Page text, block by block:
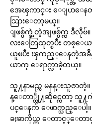
အေၾကာင္း ေျပာေန
သြားေတာ့မယ္။
ျဖစ္ပ်က္ခဲ့တဲ့အျဖစ္ပ်က္က ဒီလို
လးေတြထုတ္ၿပီး တစ္ေယ
ယူၿပီး ၾကည့္ေနတဲ့အခ်ိန္မွ
ယာက္ ေရာက္လာခဲ့တယ္။
သူ႔နာမည္က မနန္းသူဇာတဲ့
န္ေတာ္တို႔ဆိုင္ကေတာ့ သူ႔
ပင္ေနက် ေဖာက္သည္ေပါ့။
ခႏၶာကိုယ္က ေတာင့္ေတာ